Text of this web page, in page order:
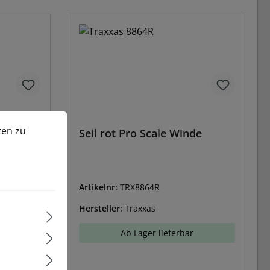
Seil rot Pro Scale Winde
Artikelnr: TRX8864R
Hersteller: Traxxas
Ab Lager lieferbar
können.
Mehr Informationen ...
zu